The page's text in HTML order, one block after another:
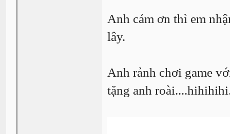
Anh cảm ơn thì em
lây.
Anh rảnh chơi game
tặng anh